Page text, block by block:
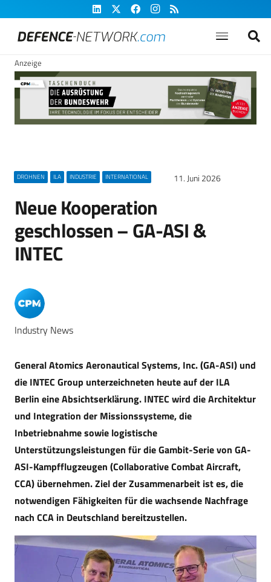
Anzeige
DROHNEN ILA INDUSTRIE INTERNATIONAL 11. Juni 2026
Neue Kooperation
geschlossen – GA-ASI &
INTEC
Industry News
General Atomics Aeronautical Systems, Inc. (GA-ASI) und
die INTEC Group unterzeichneten heute auf der ILA
Berlin eine Absichtserklärung. INTEC wird die Architektur
und Integration der Missionssysteme, die
Inbetriebnahme sowie logistische
Unterstützungsleistungen für die Gambit-Serie von GA-
ASI-Kampfflugzeugen (Collaborative Combat Aircraft,
CCA) übernehmen. Ziel der Zusammenarbeit ist es, die
notwendigen Fähigkeiten für die wachsende Nachfrage
nach CCA in Deutschland bereitzustellen.